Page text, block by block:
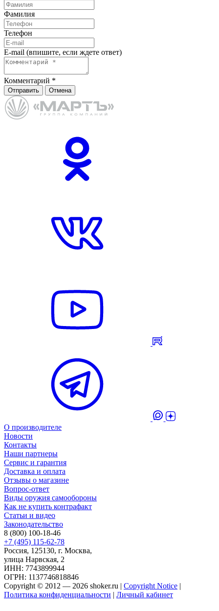
Фамилия
Телефон
E-mail (впишите, если ждете ответ)
Комментарий *
Отправить Отмена
О производителе
Новости
Контакты
Наши партнеры
Сервис и гарантия
Доставка и оплата
Отзывы о магазине
Вопрос-ответ
Виды оружия самообороны
Как не купить контрафакт
Статьи и видео
Законодательство
8 (800) 100-18-46
+7 (495) 115-62-78
Россия, 125130, г. Москва,
улица Нарвская, 2
ИНН: 7743899944
ОГРН: 1137746818846
Copyright © 2012 — 2026 shoker.ru | Copyright Notice |
Политика конфиденциальности | Личный кабинет